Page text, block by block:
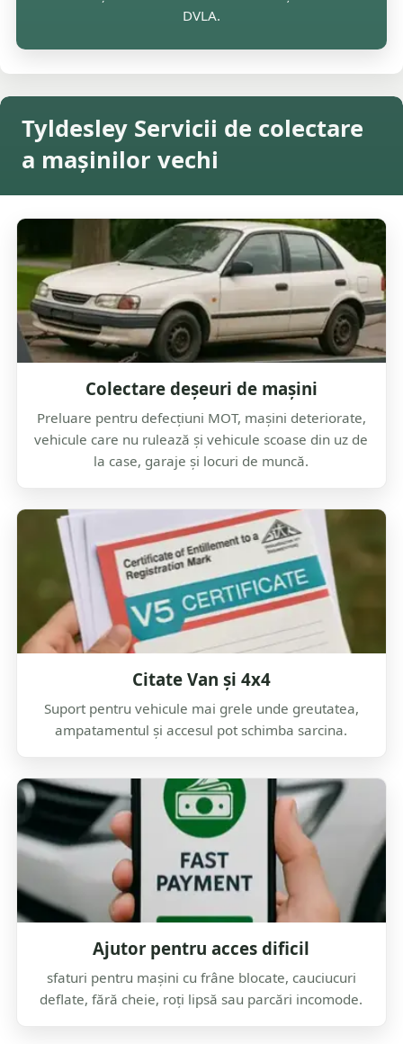
DVLA.
Tyldesley Servicii de colectare
a mașinilor vechi
Colectare deșeuri de mașini
Preluare pentru defecțiuni MOT, mașini deteriorate,
vehicule care nu rulează și vehicule scoase din uz de
la case, garaje și locuri de muncă.
Citate Van și 4x4
Suport pentru vehicule mai grele unde greutatea,
ampatamentul și accesul pot schimba sarcina.
Ajutor pentru acces dificil
sfaturi pentru mașini cu frâne blocate, cauciucuri
deflate, fără cheie, roți lipsă sau parcări incomode.